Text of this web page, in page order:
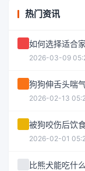
热门资讯
如何选择适合
2026-03-09
狗狗伸舌头喘
2026-02-13
被狗咬伤后饮
2026-02-01
比熊犬能吃什